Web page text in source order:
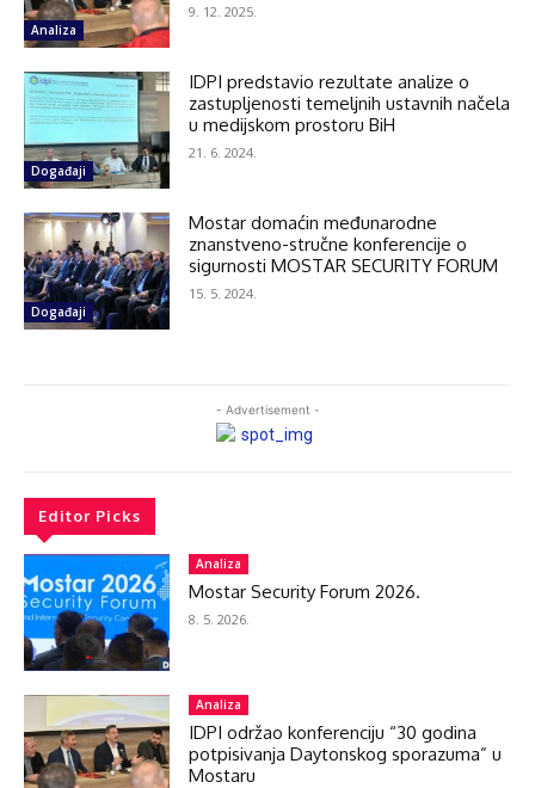
Analiza
9. 12. 2025.
Događaji
IDPI predstavio rezultate analize o
zastupljenosti temeljnih ustavnih načela
u medijskom prostoru BiH
21. 6. 2024.
Događaji
Mostar domaćin međunarodne
znanstveno-stručne konferencije o
sigurnosti MOSTAR SECURITY FORUM
15. 5. 2024.
- Advertisement -
Editor Picks
Analiza
Mostar Security Forum 2026.
8. 5. 2026.
Analiza
IDPI održao konferenciju “30 godina
potpisivanja Daytonskog sporazuma” u
Mostaru